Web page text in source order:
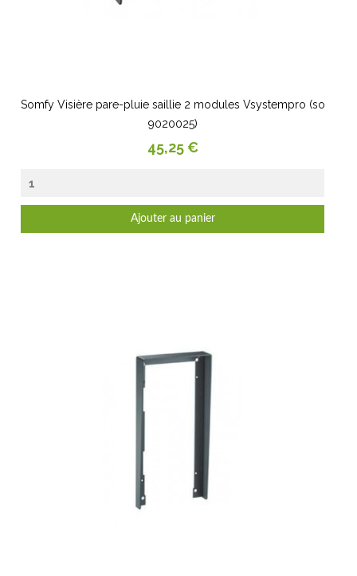
Somfy Visière pare-pluie saillie 2 modules Vsystempro (so
9020025)
Prix
45,25 €
Ajouter au panier